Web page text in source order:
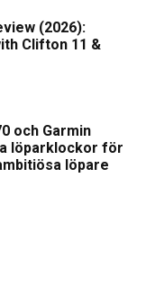
(2026):
Clifton 11 &
och Garmin
löparklockor för
löpare